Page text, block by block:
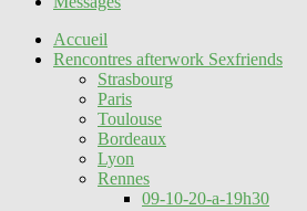
Accueil
Rencontres afterwork Sexfriends
Strasbourg
Paris
Toulouse
Bordeaux
Lyon
Rennes
09-10-20-a-19h30